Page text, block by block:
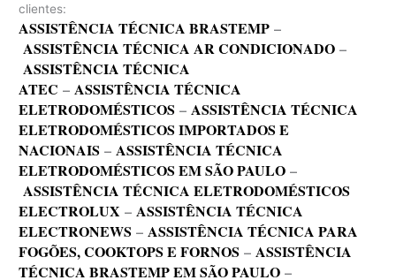
clientes:
ASSISTÊNCIA TÉCNICA BRASTEMP –
ASSISTÊNCIA TÉCNICA AR CONDICIONADO –
ASSISTÊNCIA TÉCNICA
ATEC –ASSISTÊNCIA TÉCNICA
ELETRODOMÉSTICOS –ASSISTÊNCIA TÉCNICA
ELETRODOMÉSTICOS IMPORTADOS E
NACIONAIS –ASSISTÊNCIA TÉCNICA
ELETRODOMÉSTICOS EM SÃO PAULO –
ASSISTÊNCIA TÉCNICA ELETRODOMÉSTICOS
ELECTROLUX –ASSISTÊNCIA TÉCNICA
ELECTRONEWS –ASSISTÊNCIA TÉCNICA PARA
FOGÕES, COOKTOPS E FORNOS –ASSISTÊNCIA
TÉCNICA BRASTEMP EM SÃO PAULO –